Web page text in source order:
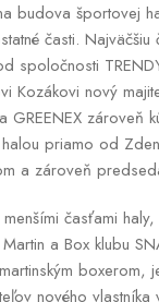
budova športovej
časti.
spoločnosti
Kozákovi nový
GREENEX zároveň
priamo od
a zároveň
časťami
a Box klubu
boxerom,
nového vlastníka